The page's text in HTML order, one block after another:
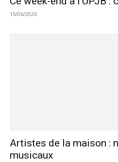
15/06/2026
Artistes de la maison :
musicaux